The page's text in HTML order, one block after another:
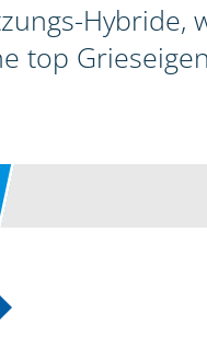
Hybride,
top